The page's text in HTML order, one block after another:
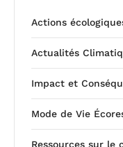
Actions
Actualités
Impact et
Mode de Vie
Ressources sur le